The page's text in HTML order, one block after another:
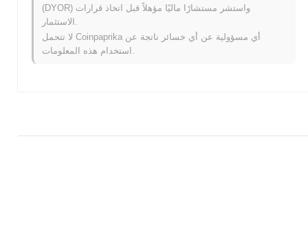
سوق العملات المشفرة بشكل عام الذي سجل مكاسب0.49%
. يشير
(DYOR) واستشر مستشارًا ماليًا مؤهلاً قبل اتخاذ قرارات
لا تتحمل Coinpaprika أي مسؤولية عن أي خسائر ناتجة عن